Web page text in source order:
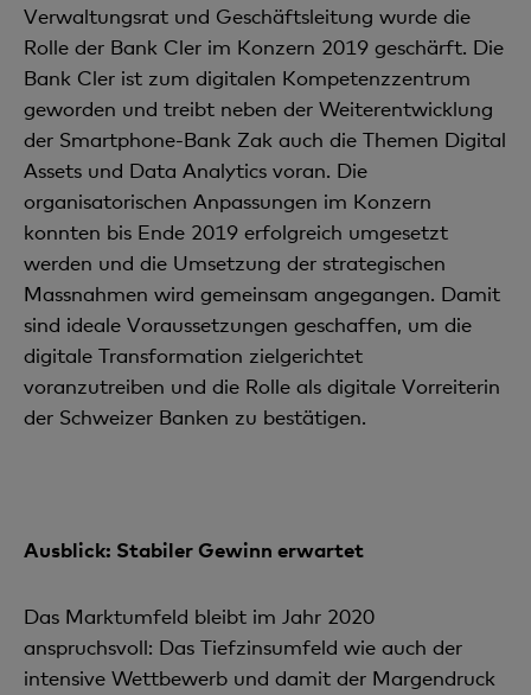
Verwaltungsrat und Geschäftsleitung wurde die
Rolle der Bank Cler im Konzern 2019 geschärft. Die
Bank Cler ist zum digitalen Kompetenzzentrum
geworden und treibt neben der Weiterentwicklung
der Smartphone-Bank Zak auch die Themen Digital
Assets und Data Analytics voran. Die
organisatorischen Anpassungen im Konzern
konnten bis Ende 2019 erfolgreich umgesetzt
werden und die Umsetzung der strategischen
Massnahmen wird gemeinsam angegangen. Damit
sind ideale Voraussetzungen geschaffen, um die
digitale Transformation zielgerichtet
voranzutreiben und die Rolle als digitale Vorreiterin
der Schweizer Banken zu bestätigen.
Ausblick: Stabiler Gewinn erwartet
Das Marktumfeld bleibt im Jahr 2020
anspruchsvoll: Das Tiefzinsumfeld wie auch der
intensive Wettbewerb und damit der Margendruck